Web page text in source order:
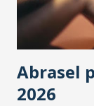
Abrasel
2026